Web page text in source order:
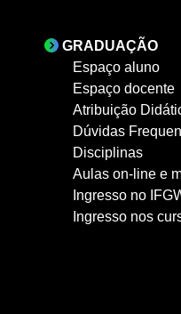
GRADUAÇÃO
Espaço aluno
Espaço docente
Atribuição
Dúvidas
Disciplinas
Aulas on-line e
Ingresso no
Ingresso nos